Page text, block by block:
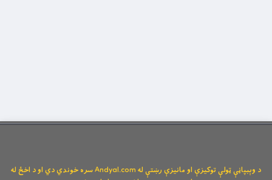
د وېبپاڼې ټولې توکیزې او مانیزې رښتې له Andyal.com سره خوندي دي او د اخځ له